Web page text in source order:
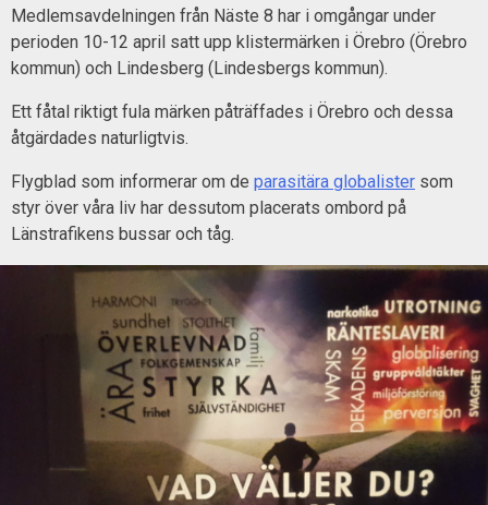
Medlemsavdelningen från Näste 8 har i omgångar under
perioden 10-12 april satt upp klistermärken i Örebro (Örebro
kommun) och Lindesberg (Lindesbergs kommun).
Ett fåtal riktigt fula märken påträffades i Örebro och dessa
åtgärdades naturligtvis.
Flygblad som informerar om de parasitära globalister som
styr över våra liv har dessutom placerats ombord på
Länstrafikens bussar och tåg.